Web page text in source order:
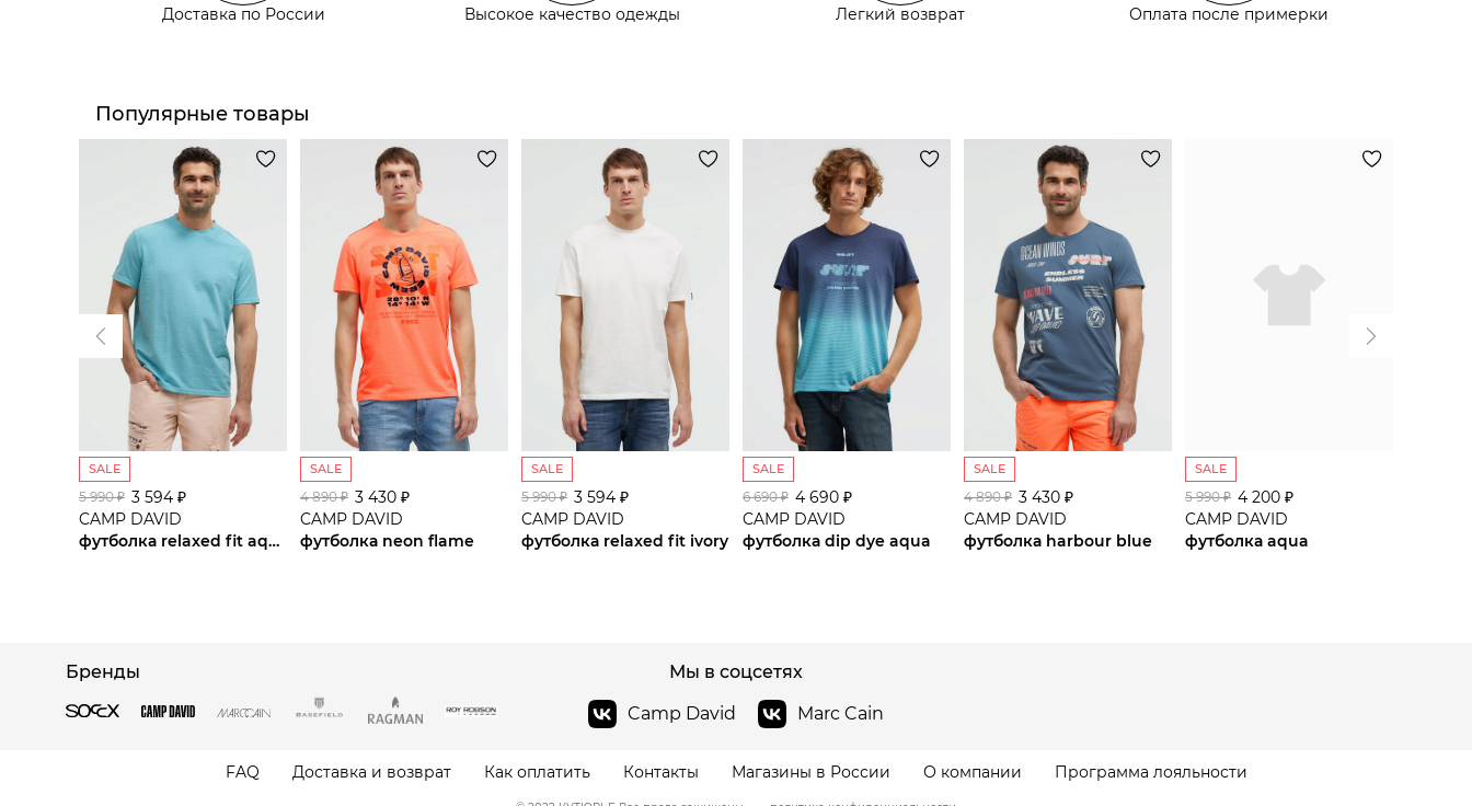
сайте СДЭК
Доставка по России Высокое качество одежды Легкий возврат Оплата после примерки
Популярные товары
SALE
5 990 ₽ 3 594 ₽
CAMP DAVID
футболка relaxed fit aqua
SALE
4 890 ₽ 3 430 ₽
CAMP DAVID
футболка neon flame
SALE
5 990 ₽ 3 594 ₽
CAMP DAVID
футболка relaxed fit ivory
SALE
6 690 ₽ 4 690 ₽
CAMP DAVID
футболка dip dye aqua
SALE
4 890 ₽ 3 430 ₽
CAMP DAVID
футболка harbour blue
SALE
5 990 ₽ 4 200 ₽
CAMP DAVID
футболка aqua
Бренды
Мы в соцсетях
Camp David
Marc Cain
FAQ Доставка и возврат Как оплатить Контакты Магазины в России О компании Программа лояльности